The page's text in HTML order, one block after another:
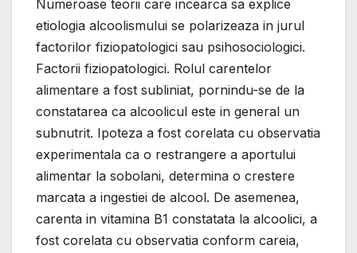
Numeroase teorii care incearca sa explice
etiologia alcoolismului se polarizeaza in jurul
factorilor fiziopatologici sau psihosociologici.
Factorii fiziopatologici. Rolul carentelor
alimentare a fost subliniat, pornindu-se de la
constatarea ca alcoolicul este in general un
subnutrit. Ipoteza a fost corelata cu observatia
experimentala ca o restrangere a aportului
alimentar la sobolani, determina o crestere
marcata a ingestiei de alcool. De asemenea,
carenta in vitamina B1 constatata la alcoolici, a
fost corelata cu observatia conform careia,